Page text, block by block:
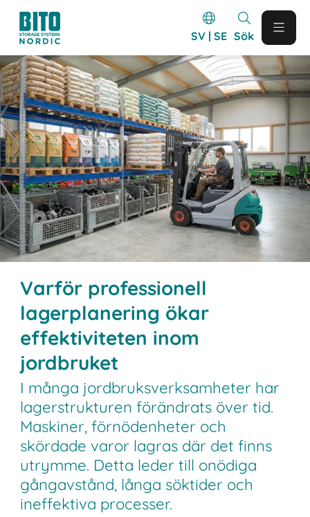
SV | SE Sök
Varför professionell
lagerplanering ökar
effektiviteten inom
jordbruket
I många jordbruksverksamheter har
lagerstrukturen förändrats över tid.
Maskiner, förnödenheter och
skördade varor lagras där det finns
utrymme. Detta leder till onödiga
gångavstånd, långa söktider och
ineffektiva processer.